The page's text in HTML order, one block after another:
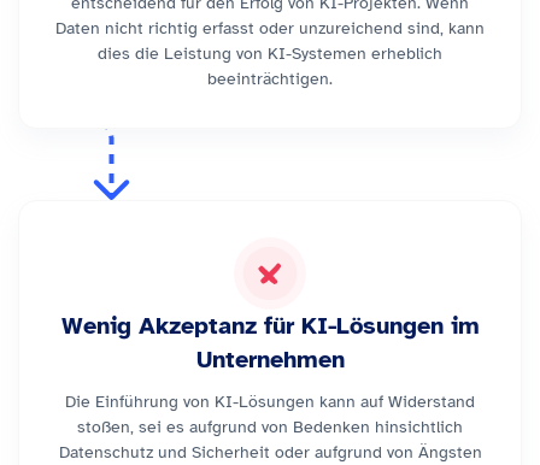
Daten nicht richtig erfasst oder unzureichend sind, kann
dies die Leistung von KI-Systemen erheblich
beeinträchtigen.
Wenig Akzeptanz für KI-Lösungen im
Unternehmen
Die Einführung von KI-Lösungen kann auf Widerstand
stoßen, sei es aufgrund von Bedenken hinsichtlich
Datenschutz und Sicherheit oder aufgrund von Ängsten